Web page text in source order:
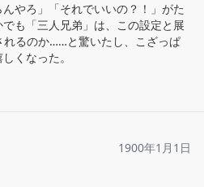
やろ」「それでいいの？！」がた
も「三人兄弟」は、この設定と展
れるのか……と驚いたし、こざっぱ
くなった。
1900年1月1日